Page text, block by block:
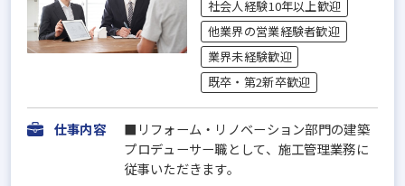
社会人経験10年以上歓迎
他業界の営業経験者歓迎
業界未経験歓迎
既卒・第2新卒歓迎
仕事内容
■リフォーム・リノベーション部門の建築
プロデューサー職として、施工管理業務に
従事いただきます。